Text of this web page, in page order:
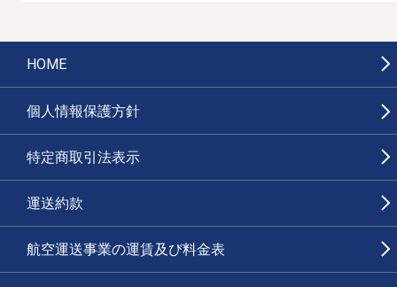
HOME
個人情報保護方針
特定商取引法表示
運送約款
航空運送事業の運賃及び料金表